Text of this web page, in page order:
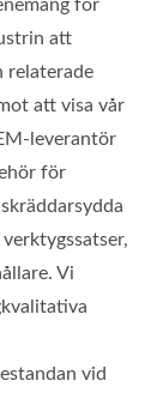
för
att
relaterade
att visa vår
leverantör
för
Vi
vid